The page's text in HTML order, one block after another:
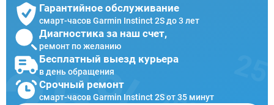
Гарантийное обслуживание
смарт-часов Garmin Instinct 2S до 3 лет
Диагностика за наш счет,
ремонт по желанию
Бесплатный выезд курьера
в день обращения
Срочный ремонт
смарт-часов Garmin Instinct 2S от 35 минут